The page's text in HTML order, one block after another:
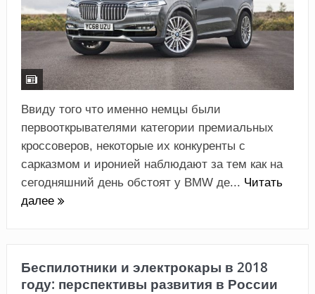
Ввиду того что именно немцы были
первооткрывателями категории премиальных
кроссоверов, некоторые их конкуренты с
сарказмом и иронией наблюдают за тем как на
сегодняшний день обстоят у BMW де... Читать
далее
Беспилотники и электрокары в 2018
году: перспективы развития в России